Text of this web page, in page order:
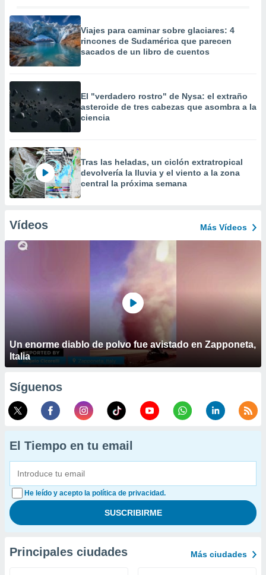
Viajes para caminar sobre glaciares: 4
rincones de Sudamérica que parecen
sacados de un libro de cuentos
El "verdadero rostro" de Nysa: el extraño
asteroide de tres cabezas que asombra a la
ciencia
Tras las heladas, un ciclón extratropical
devolvería la lluvia y el viento a la zona
central la próxima semana
Vídeos Más Vídeos
Un enorme diablo de polvo fue avistado en Zapponeta,
Italia
Síguenos
El Tiempo en tu email
He leído y acepto la política de privacidad.
Principales ciudades Más ciudades